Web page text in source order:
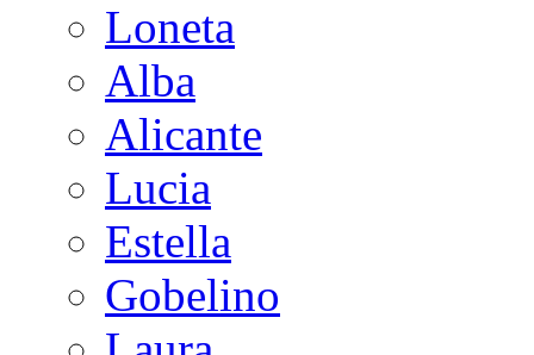
Loneta
Alba
Alicante
Lucia
Estella
Gobelino